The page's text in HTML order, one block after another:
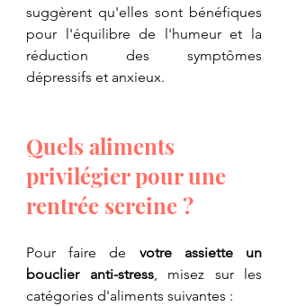
suggèrent qu'elles sont bénéfiques
pour l'équilibre de l'humeur et la
réduction des symptômes
dépressifs et anxieux.
Quels aliments
privilégier pour une
rentrée sereine ?
Pour faire de votre assiette un
bouclier anti-stress, misez sur les
catégories d'aliments suivantes :